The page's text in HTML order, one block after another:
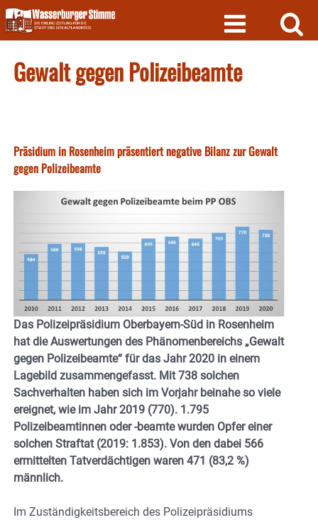
Skip
to
content
Gewalt gegen Polizeibeamte
Präsidium in Rosenheim präsentiert negative Bilanz zur Gewalt
gegen Polizeibeamte
Das Polizeipräsidium Oberbayern-Süd in Rosenheim
hat die Auswertungen des Phänomenbereichs „Gewalt
gegen Polizeibeamte“ für das Jahr 2020 in einem
Lagebild zusammengefasst. Mit 738 solchen
Sachverhalten haben sich im Vorjahr beinahe so viele
ereignet, wie im Jahr 2019 (770). 1.795
Polizeibeamtinnen oder -beamte wurden Opfer einer
solchen Straftat (2019: 1.853). Von den dabei 566
ermittelten Tatverdächtigen waren 471 (83,2 %)
männlich.
Im Zuständigkeitsbereich des Polizeipräsidiums